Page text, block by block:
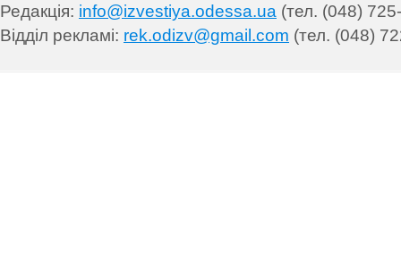
Редакція: info@izvestiya.odessa.ua (тел. (048)
Відділ рекламі: rek.odizv@gmail.com (тел. (048)